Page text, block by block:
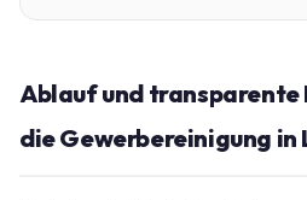
Ablauf und
die Gewerbereinigung in